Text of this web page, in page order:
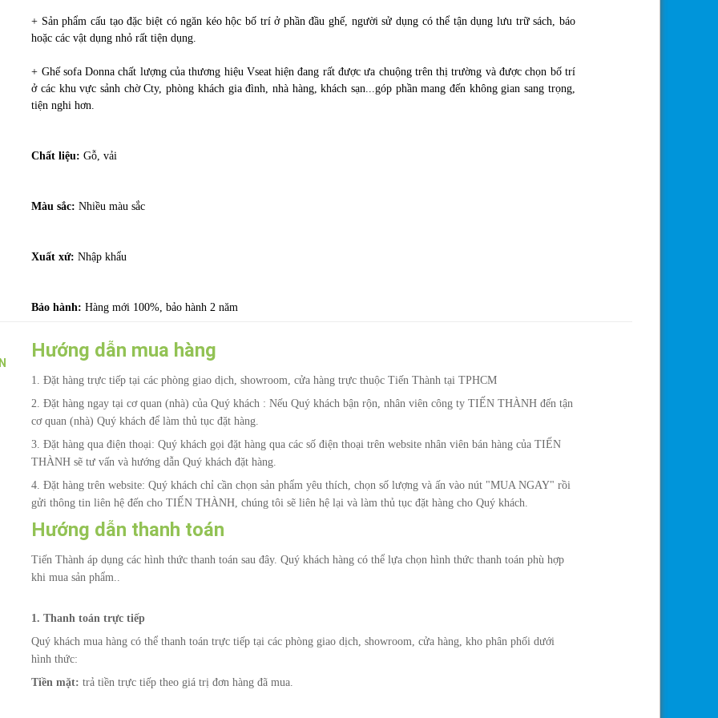
+ Sản phẩm cấu tạo đặc biệt có ngăn kéo hộc bố trí ở phần đầu ghế, người sử dụng có thể tận dụng lưu trữ sách, báo
hoặc các vật dụng nhỏ rất tiện dụng.
+ Ghế sofa Donna chất lượng của thương hiệu Vseat hiện đang rất được ưa chuộng trên thị trường và được chọn bố trí
ở các khu vực sảnh chờ Cty, phòng khách gia đình, nhà hàng, khách sạn...góp phần mang đến không gian sang trọng,
tiện nghi hơn.
Chất liệu: Gỗ, vải
Màu sắc: Nhiều màu sắc
Xuất xứ: Nhập khẩu
Bảo hành: Hàng mới 100%, bảo hành 2 năm
Hướng dẫn mua hàng
1. Đặt hàng trực tiếp tại các phòng giao dịch, showroom, cửa hàng trực thuộc Tiến Thành tại TPHCM
2. Đặt hàng ngay tại cơ quan (nhà) của Quý khách : Nếu Quý khách bận rộn, nhân viên công ty TIẾN THÀNH đến tận
cơ quan (nhà) Quý khách để làm thủ tục đặt hàng.
3. Đặt hàng qua điện thoại: Quý khách gọi đặt hàng qua các số điện thoại trên website nhân viên bán hàng của TIẾN
THÀNH sẽ tư vấn và hướng dẫn Quý khách đặt hàng.
4. Đặt hàng trên website: Quý khách chỉ cần chọn sản phẩm yêu thích, chọn số lượng và ấn vào nút "MUA NGAY" rồi
gửi thông tin liên hệ đến cho TIẾN THÀNH, chúng tôi sẽ liên hệ lại và làm thủ tục đặt hàng cho Quý khách.
Hướng dẫn thanh toán
Tiến Thành áp dụng các hình thức thanh toán sau đây. Quý khách hàng có thể lựa chọn hình thức thanh toán phù hợp
khi mua sản phẩm..
1. Thanh toán trực tiếp
Quý khách mua hàng có thể thanh toán trực tiếp tại các phòng giao dịch, showroom, cửa hàng, kho phân phối dưới
hình thức:
Tiền mặt: trả tiền trực tiếp theo giá trị đơn hàng đã mua.